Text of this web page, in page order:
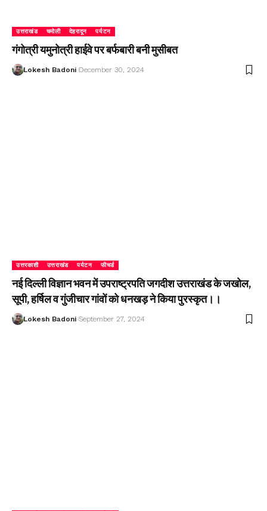
उत्तराखंड चमोली देहरादून पर्यटन
गंगोत्री यमुनोत्री हाईवे पर बर्फबारी बनी मुसीबत
Lokesh Badoni December 30, 2024
उत्तरकाशी उत्तराखंड पर्यटन फीचर्ड
नई दिल्ली विज्ञान भवन में उपराष्ट्रपति जगदीश उत्तराखंड के जखोल,
सूपी, हर्षिल व गुंजीचार गांवों को धनखड़ ने किया पुरस्कृत।।
Lokesh Badoni September 27, 2024